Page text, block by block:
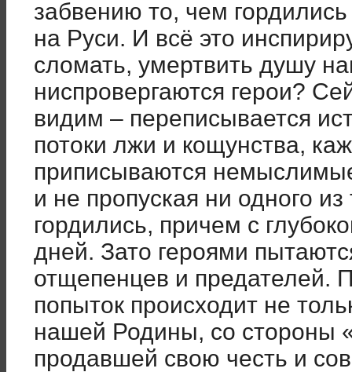
забвению то, чем
на Руси. И всё это
сломать, умертвить душу
ниспровергаются герои?
видим – переписывается
потоки лжи и кощунства,
приписываются
и не пропуская ни одного
гордились, причем с
дней. Зато героями
отщепенцев и предателей.
попыток происходит не
нашей Родины, со стороны
продавшей свою честь и